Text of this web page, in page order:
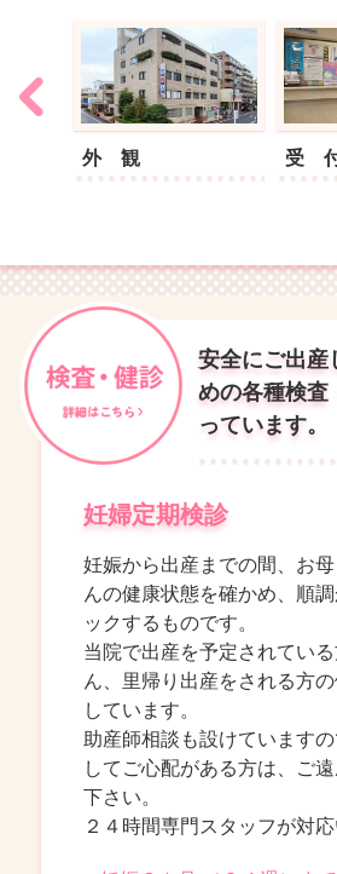
外 観 受
安全にご出産
めの各種検査
っています。
妊婦定期検診
妊娠から出産までの間、お
んの健康状態を確かめ、順
ックするものです。
当院で出産を予定されてい
ん、里帰り出産をされる方
しています。
助産師相談も設けています
してご心配がある方は、ご
下さい。
２４時間専門スタッフが対応